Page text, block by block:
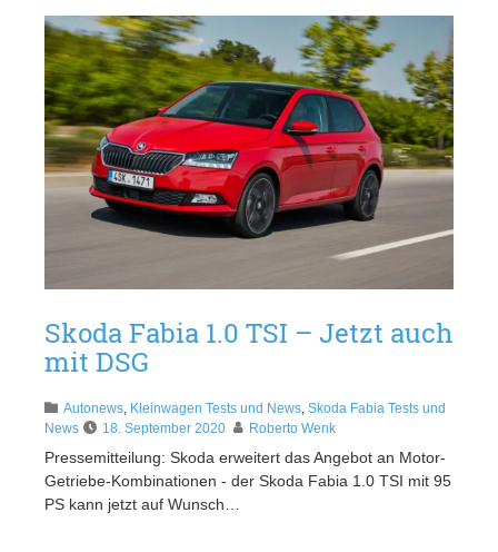
Skoda Fabia 1.0 TSI – Jetzt auch
mit DSG
Autonews, Kleinwagen Tests und News, Skoda Fabia Tests und
News
18. September 2020 Roberto Wenk
Pressemitteilung: Skoda erweitert das Angebot an Motor-
Getriebe-Kombinationen - der Skoda Fabia 1.0 TSI mit 95
PS kann jetzt auf Wunsch…